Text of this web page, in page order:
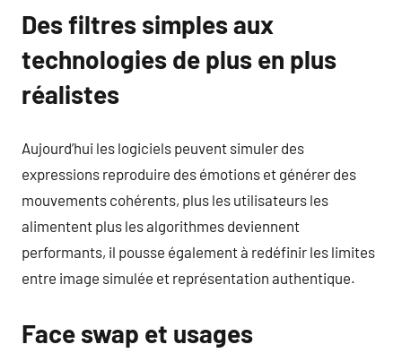
Des filtres simples aux
technologies de plus en plus
réalistes
Aujourd’hui les logiciels peuvent simuler des
expressions reproduire des émotions et générer des
mouvements cohérents, plus les utilisateurs les
alimentent plus les algorithmes deviennent
performants, il pousse également à redéfinir les limites
entre image simulée et représentation authentique.
Face swap et usages